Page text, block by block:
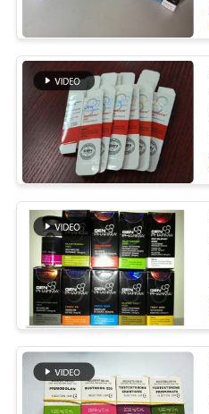
JAKOŚCI
SKONTAKTUJ
SIĘ
NAMI
AKTUALNOŚCI
SPRAWY
SITEMAP